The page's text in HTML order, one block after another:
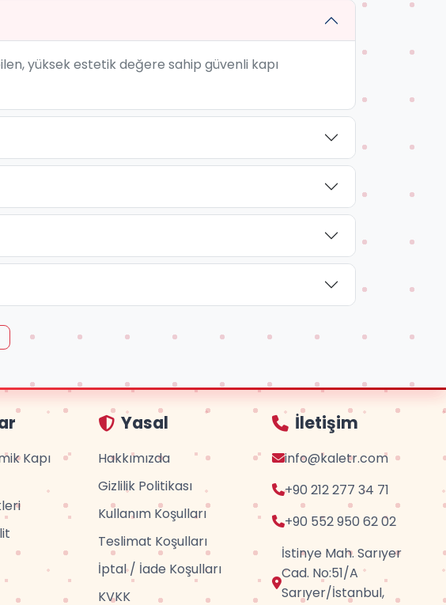
yüksek estetik değere sahip güvenli kapı
Kapı
Yasal
Hakkımızda
Gizlilik Politikası
Kullanım Koşulları
Teslimat Koşulları
İptal / İade Koşulları
KVKK
İletişim
info@kaletr.com
+90 212 277 34 71
+90 552 950 62 02
İstinye Mah. Sarıyer
Cad. No:51/A
Sarıyer/İstanbul,